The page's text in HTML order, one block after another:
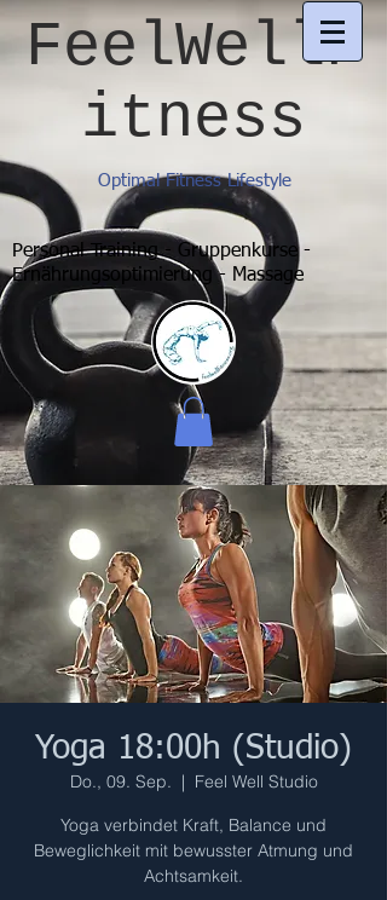
Optimal Fitness Lifestyle
FeelWellF
itness
Personal Training - Gruppenkurse -
Ernährungsoptimierung - Massage
Yoga 18:00h (Studio)
Do., 09. Sep.
  |
Feel Well Studio
Yoga verbindet Kraft, Balance und
Beweglichkeit mit bewusster Atmung und
Achtsamkeit.